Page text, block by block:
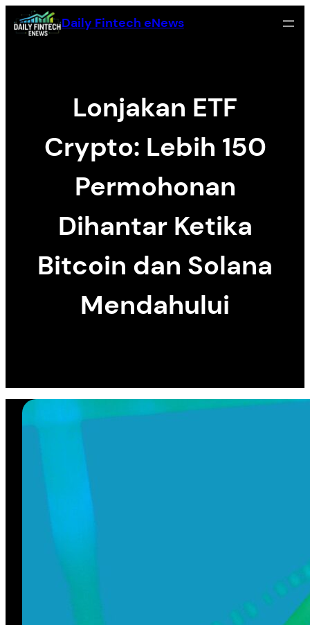
Skip
to
Daily Fintech eNews
Lonjakan ETF
Crypto: Lebih 150
Permohonan
Dihantar Ketika
Bitcoin dan Solana
Mendahului